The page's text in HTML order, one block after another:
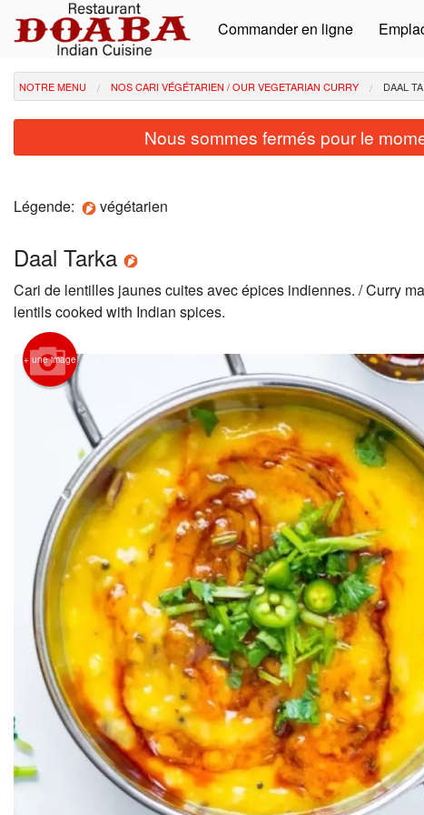
Commander en ligne
NOTRE MENU NOS CARI VÉGÉTARIEN / OUR VEGETARIAN CURRY DAAL
Nous sommes fermés pour le
Légende: végétarien
Daal Tarka
Cari de lentilles jaunes cuites avec épices indiennes. / Curry
lentils cooked with Indian spices.
+ une image